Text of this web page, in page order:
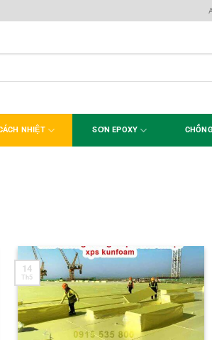
NHIỆT SƠN EPOXY
14
Th5